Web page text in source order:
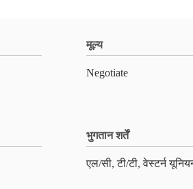
मूल्य
Negotiate
भुगतान शर्तें
एल/सी, टी/टी, वेस्टर्न